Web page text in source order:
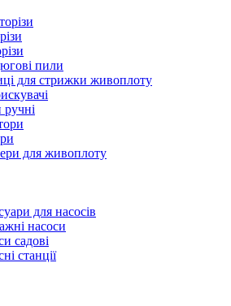
пили
для стрижки живоплоту
для живоплоту
для насосів
насоси
садові
станції